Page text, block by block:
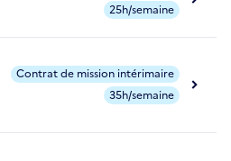
25h/semaine
Contrat de mission intérimaire
35h/semaine